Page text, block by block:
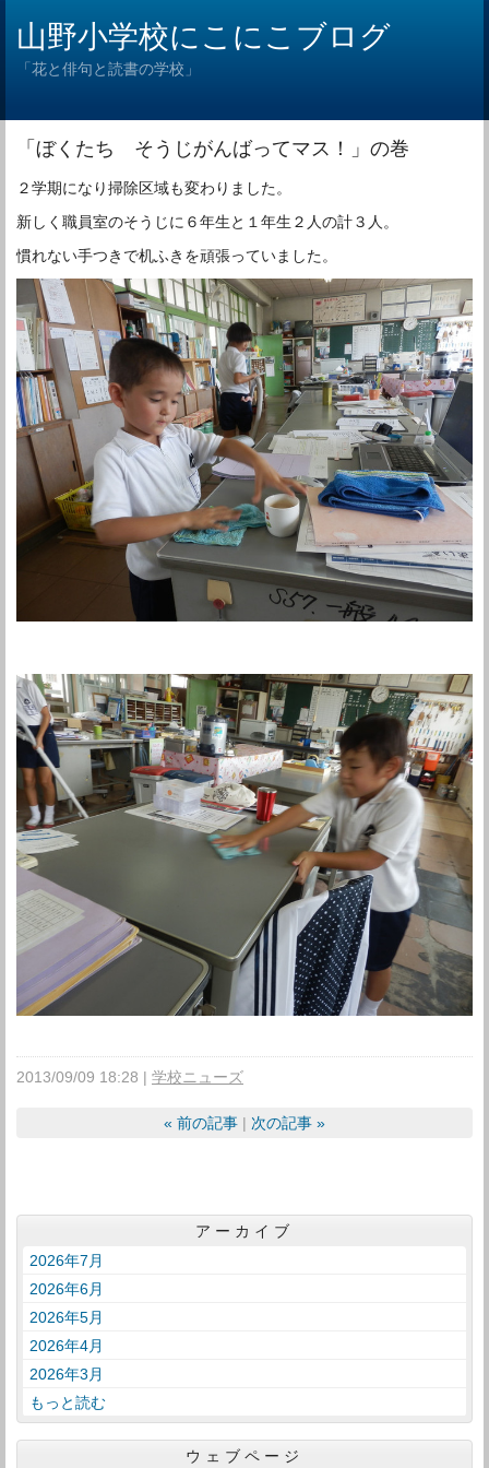
山野小学校にこにこブログ
「花と俳句と読書の学校」
「ぼくたち そうじがんばってマス！」の巻
２学期になり掃除区域も変わりました。
新しく職員室のそうじに６年生と１年生２人の計３人。
慣れない手つきで机ふきを頑張っていました。
2013/09/09 18:28 学校ニューズ
« 前の記事 次の記事 »
アーカイブ
2026年7月
2026年6月
2026年5月
2026年4月
2026年3月
もっと読む
ウェブページ